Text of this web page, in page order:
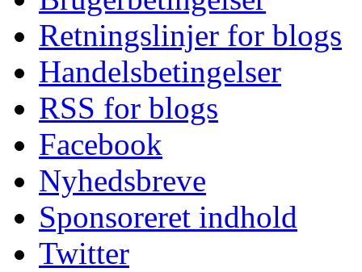
Retningslinjer for blogs
Handelsbetingelser
RSS for blogs
Facebook
Nyhedsbreve
Sponsoreret indhold
Twitter